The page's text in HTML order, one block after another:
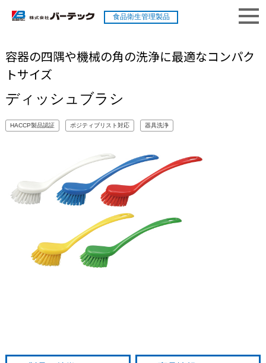
食品衛生管理製品
容器の四隅や機械の角の洗浄に最適なコンパク
トサイズ
ディッシュブラシ
HACCP製品認証 ポジティブリスト対応 器具洗浄